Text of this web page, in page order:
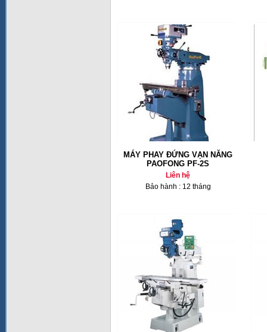
MÁY PHAY ĐỨNG VẠN NĂNG
PAOFONG PF-2S
Liên hệ
Bảo hành : 12 tháng